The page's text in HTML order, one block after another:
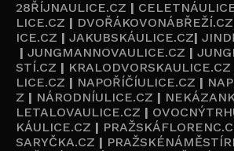
28ŘÍJNAULICE.CZ |
LICE.CZ | DVOŘÁKOVONÁBŘEŽÍ.CZ
ICE.CZ | JAKUBSKÁULICE.CZ|
| JUNGMANNOVAULICE.CZ |
STÍ.CZ | KRALODVORSKAULICE.CZ
LICE.CZ | NAPOŘÍČÍULICE.CZ |
Z | NÁRODNÍULICE.CZ |
LETALOVAULICE.CZ |
KÁULICE.CZ |
SARYČKA.CZ |